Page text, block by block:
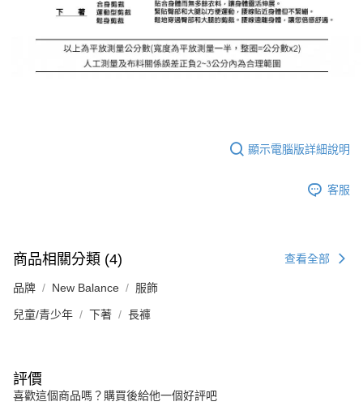
顯示電腦版詳細說明
客服
商品相關分類 (4) 查看全部
品牌 New Balance 服飾
兒童/青少年 下著 長褲
評價
喜歡這個商品嗎？購買後給他一個好評吧